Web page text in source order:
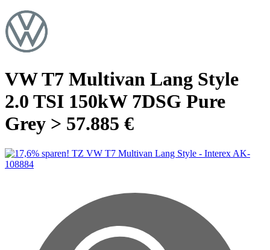
VW T7 Multivan Lang Style
2.0 TSI 150kW 7DSG Pure
Grey > 57.885 €